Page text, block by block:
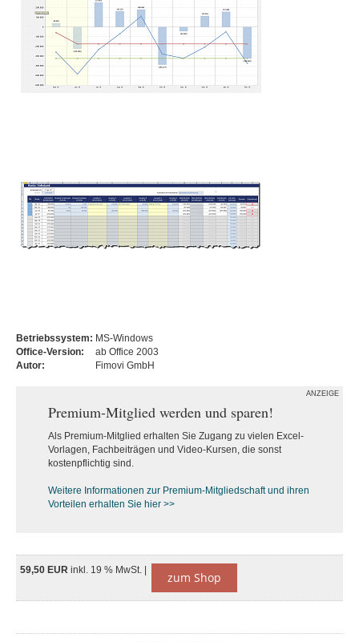
Betriebssystem: MS-Windows
Office-Version:
ab Office 2003
Autor:
Fimovi GmbH
ANZEIGE
Premium-Mitglied werden und sparen!
Als Premium-Mitglied erhalten Sie Zugang zu vielen Excel-
Vorlagen, Fachbeiträgen und Video-Kursen, die sonst
kostenpflichtig sind.
Weitere Informationen zur Premium-Mitgliedschaft und ihren
Vorteilen erhalten Sie hier >>
59,50 EUR inkl. 19 % MwSt. | zum Shop